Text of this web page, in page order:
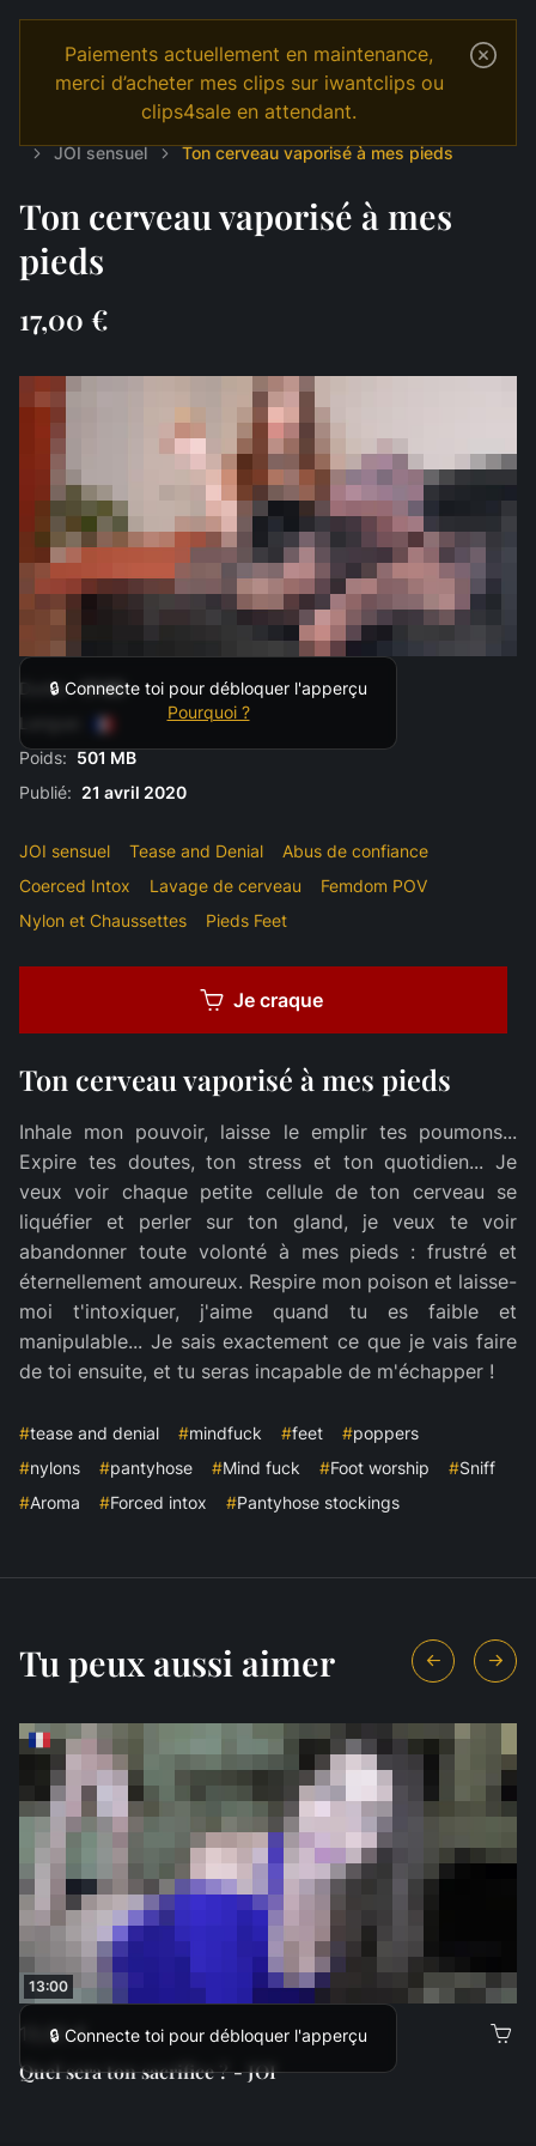
Paiements actuellement en maintenance,
merci d’acheter mes clips sur iwantclips ou
clips4sale en attendant.
JOI sensuel
Ton cerveau vaporisé à mes pieds
Ton cerveau vaporisé à mes
pieds
17,00 €
🔒 Connecte toi pour débloquer l'apperçu
Pourquoi ?
Durée: 17:00
Langue:
Poids: 501 MB
Publié: 21 avril 2020
JOI sensuel Tease and Denial
Abus de confiance
Coerced Intox
Lavage de cerveau
Femdom POV
Nylon et Chaussettes
Pieds Feet
Je craque
Ton cerveau vaporisé à mes pieds
Inhale mon pouvoir, laisse le emplir tes poumons...
Expire tes doutes, ton stress et ton quotidien... Je
veux voir chaque petite cellule de ton cerveau se
liquéfier et perler sur ton gland, je veux te voir
abandonner toute volonté à mes pieds : frustré et
éternellement amoureux. Respire mon poison et laisse-
moi t'intoxiquer, j'aime quand tu es faible et
manipulable... Je sais exactement ce que je vais faire
de toi ensuite, et tu seras incapable de m'échapper !
#tease and denial #mindfuck #feet #poppers
#nylons #pantyhose #Mind fuck #Foot worship #Sniff
#Aroma #Forced intox #Pantyhose stockings
Tu peux aussi aimer
13:00
🔒 Connecte toi pour débloquer l'apperçu
13,00 €
Quel sera ton sacrifice ? - JOI